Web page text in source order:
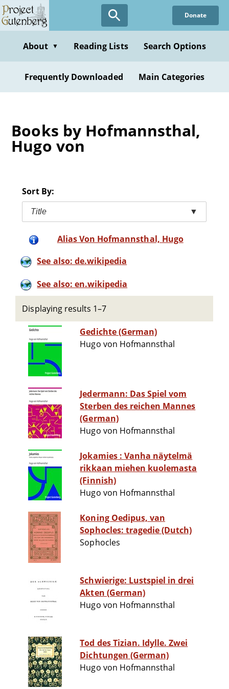
Skip
to
content
Donate
About ▼ Reading Lists Search Options
Frequently Downloaded Main Categories
Books by Hofmannsthal,
Hugo von
Sort By:
Title ▼
Alias Von Hofmannsthal, Hugo
See also: de.wikipedia
See also: en.wikipedia
Displaying results 1–7
Gedichte (German)
Hugo von Hofmannsthal
Jedermann: Das Spiel vom
Sterben des reichen Mannes
(German)
Hugo von Hofmannsthal
Jokamies : Vanha näytelmä
rikkaan miehen kuolemasta
(Finnish)
Hugo von Hofmannsthal
Koning Oedipus, van
Sophocles: tragedie (Dutch)
Sophocles
Schwierige: Lustspiel in drei
Akten (German)
Hugo von Hofmannsthal
Tod des Tizian. Idylle. Zwei
Dichtungen (German)
Hugo von Hofmannsthal